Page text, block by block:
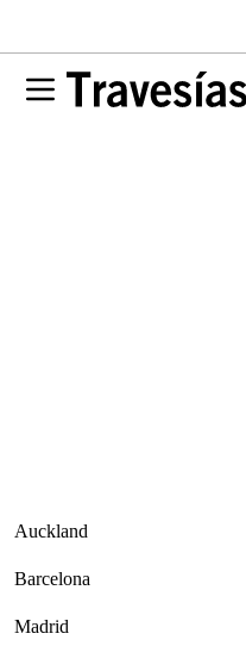
Auckland
Barcelona
Madrid